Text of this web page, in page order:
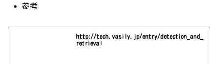
参考
http://tech.vasily.jp/entry/detection_and_
retrieval